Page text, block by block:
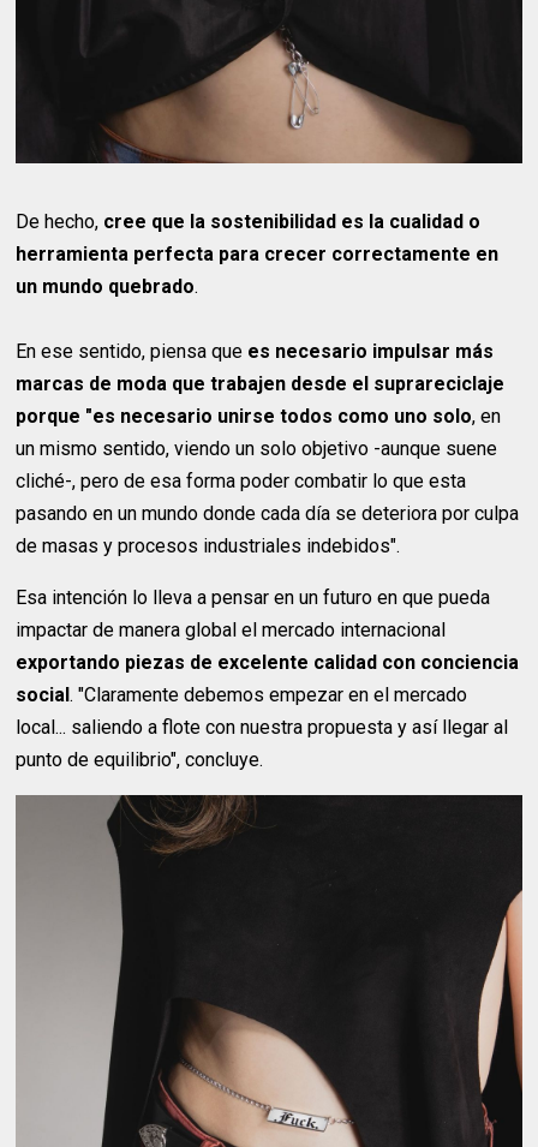
De hecho, cree que la sostenibilidad es la cualidad o
herramienta perfecta para crecer correctamente en
un mundo quebrado.
En ese sentido, piensa que es necesario impulsar más
marcas de moda que trabajen desde el suprareciclaje
porque "es necesario unirse todos como uno solo, en
un mismo sentido, viendo un solo objetivo -aunque suene
cliché-, pero de esa forma poder combatir lo que esta
pasando en un mundo donde cada día se deteriora por culpa
de masas y procesos industriales indebidos".
Esa intención lo lleva a pensar en un futuro en que pueda
impactar de manera global el mercado internacional
exportando piezas de excelente calidad con conciencia
social. "Claramente debemos empezar en el mercado
local... saliendo a flote con nuestra propuesta y así llegar al
punto de equilibrio", concluye.